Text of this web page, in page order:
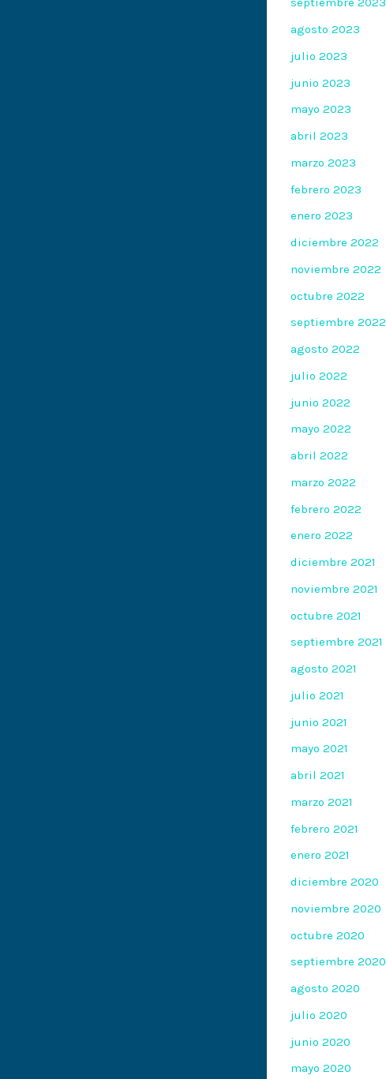
agosto 2023
julio 2023
junio 2023
mayo 2023
abril 2023
marzo 2023
febrero 2023
enero 2023
diciembre 2022
noviembre 2022
octubre 2022
septiembre 2022
agosto 2022
julio 2022
junio 2022
mayo 2022
abril 2022
marzo 2022
febrero 2022
enero 2022
diciembre 2021
noviembre 2021
octubre 2021
septiembre 2021
agosto 2021
julio 2021
junio 2021
mayo 2021
abril 2021
marzo 2021
febrero 2021
enero 2021
diciembre 2020
noviembre 2020
octubre 2020
septiembre 2020
agosto 2020
julio 2020
junio 2020
mayo 2020